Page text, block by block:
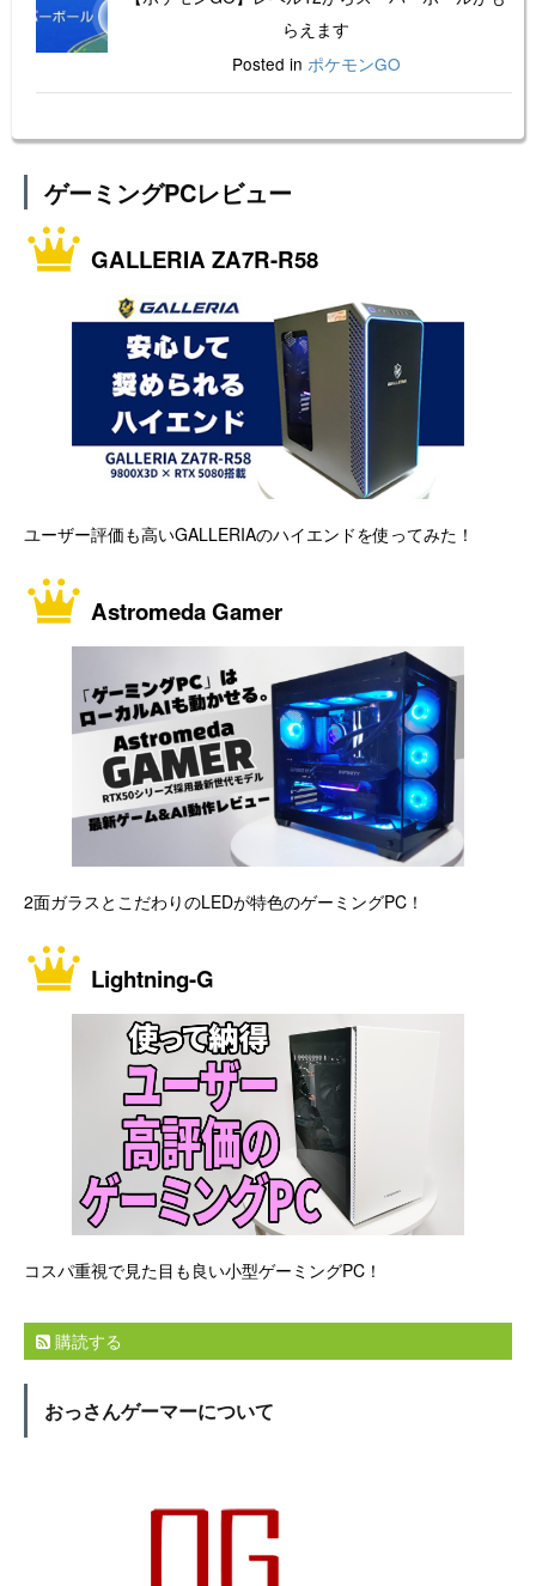
らえます
Posted in ポケモンGO
ゲーミングPCレビュー
GALLERIA ZA7R-R58
ユーザー評価も高いGALLERIAのハイエンドを使ってみた！
Astromeda Gamer
2面ガラスとこだわりのLEDが特色のゲーミングPC！
Lightning-G
コスパ重視で見た目も良い小型ゲーミングPC！
購読する
おっさんゲーマーについて